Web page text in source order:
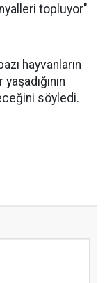
topluyor"
hayvanların
söyledi.